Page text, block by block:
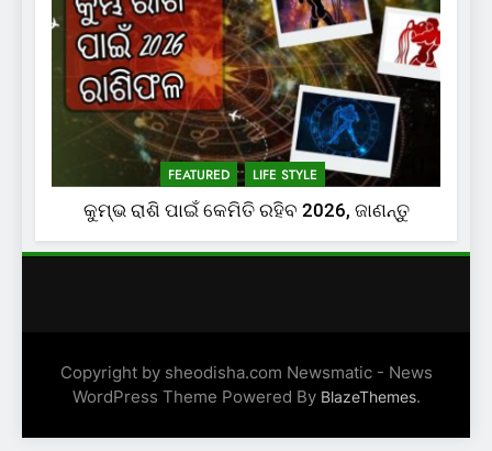
FEATURED LIFE STYLE
କୁମ୍ଭ ରାଶି ପାଇଁ କେମିତି ରହିବ 2026, ଜାଣନ୍ତୁ
Copyright by sheodisha.com Newsmatic - News
WordPress Theme Powered By BlazeThemes.